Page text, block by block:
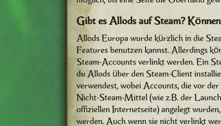
Gibt es Allods auf Steam?
Allods Europa wurde kürzlich in die
Features benutzen kannst. Allerdings
Steam-Accounts verlinkt werden. Ein
du Allods über den Steam-Client
verwendest, wobei Accounts, die vor
Nicht-Steam-Mittel (wie z.B. der
offiziellen Internetseite) angelegt
werden. Auch wenn sie nicht verlinkt